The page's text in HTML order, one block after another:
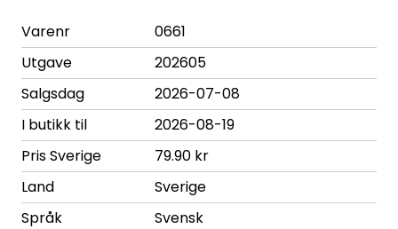
Varenr
0661
Utgave
202605
Salgsdag
2026-07-08
I butikk til
2026-08-19
Pris Sverige
79.90 kr
Land
Sverige
Språk
Svensk